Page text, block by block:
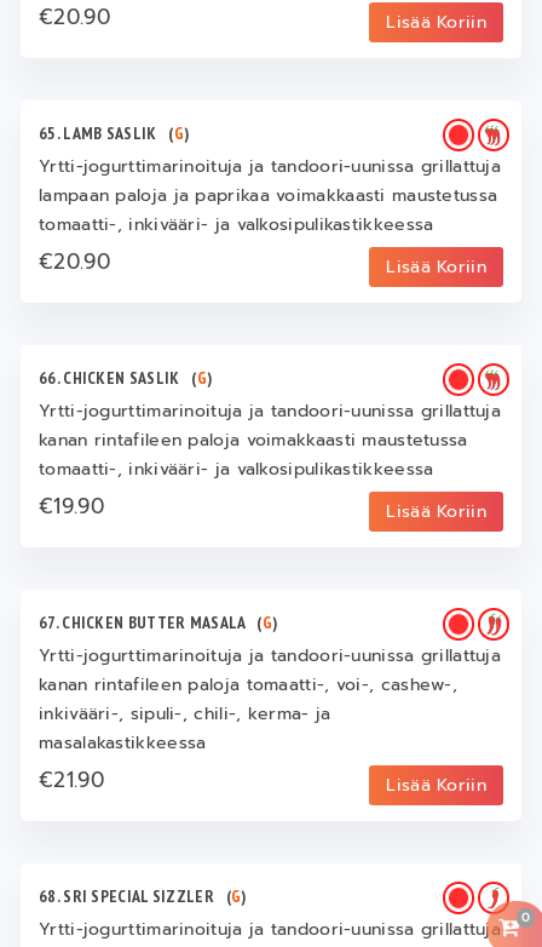
0
€20.90 Lisää Koriin
65. LAMB SASLIK (G)
Yrtti-jogurttimarinoituja ja tandoori-uunissa grillattuja
lampaan paloja ja paprikaa voimakkaasti maustetussa
tomaatti-, inkivääri- ja valkosipulikastikkeessa
€20.90 Lisää Koriin
66. CHICKEN SASLIK (G)
Yrtti-jogurttimarinoituja ja tandoori-uunissa grillattuja
kanan rintafileen paloja voimakkaasti maustetussa
tomaatti-, inkivääri- ja valkosipulikastikkeessa
€19.90 Lisää Koriin
67. CHICKEN BUTTER MASALA (G)
Yrtti-jogurttimarinoituja ja tandoori-uunissa grillattuja
kanan rintafileen paloja tomaatti-, voi-, cashew-,
inkivääri-, sipuli-, chili-, kerma- ja
masalakastikkeessa
€21.90 Lisää Koriin
68. SRI SPECIAL SIZZLER (G)
Yrtti-jogurttimarinoituja ja tandoori-uunissa grillattuja